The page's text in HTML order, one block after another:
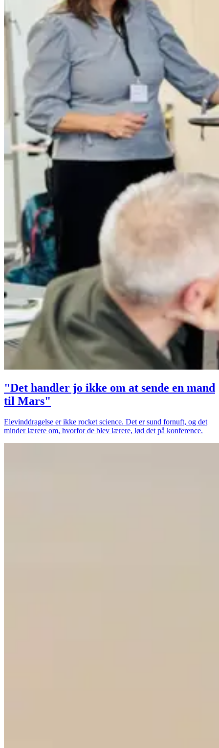
"Det handler jo ikke om at sende en mand
til Mars"
Elevinddragelse er ikke rocket science. Det er sund fornuft, og det
minder lærere om, hvorfor de blev lærere, lød det på konference.